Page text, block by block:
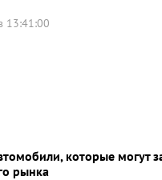
13:41:00
которые могут
рынка